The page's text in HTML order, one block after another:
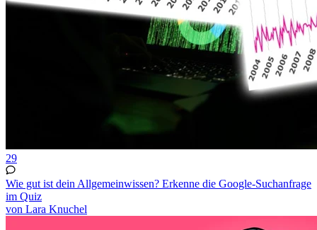
29
Wie gut ist dein Allgemeinwissen? Erkenne die Google-Suchanfrage
im Quiz
von Lara Knuchel